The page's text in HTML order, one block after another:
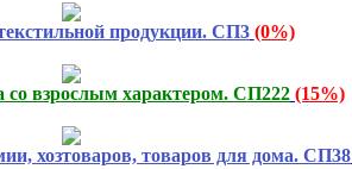
продукции. СП3 (0%)
со взрослым характером. СП222 (15%)
хозтоваров, товаров для дома. СП38